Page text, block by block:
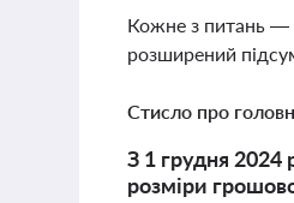
Кожне з питань —
розширений
Стисло про
З 1 грудня 2024
розміри